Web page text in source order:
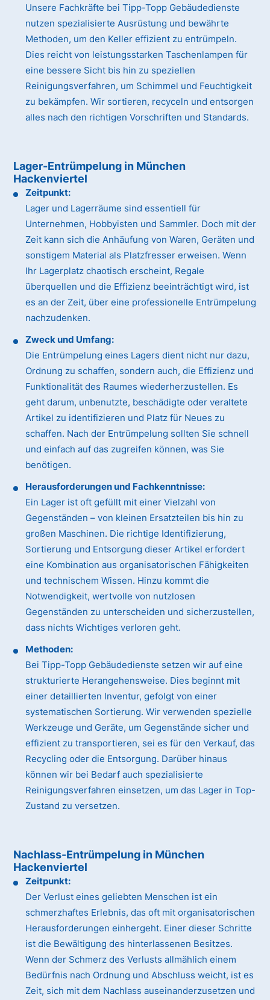
Unsere Fachkräfte bei Tipp-Topp Gebäudedienste
nutzen spezialisierte Ausrüstung und bewährte
Methoden, um den Keller effizient zu entrümpeln.
Dies reicht von leistungsstarken Taschenlampen für
eine bessere Sicht bis hin zu speziellen
Reinigungsverfahren, um Schimmel und Feuchtigkeit
zu bekämpfen. Wir sortieren, recyceln und entsorgen
alles nach den richtigen Vorschriften und Standards.
Lager-Entrümpelung in München
Hackenviertel
Zeitpunkt:
Lager und Lagerräume sind essentiell für
Unternehmen, Hobbyisten und Sammler. Doch mit der
Zeit kann sich die Anhäufung von Waren, Geräten und
sonstigem Material als Platzfresser erweisen. Wenn
Ihr Lagerplatz chaotisch erscheint, Regale
überquellen und die Effizienz beeinträchtigt wird, ist
es an der Zeit, über eine professionelle Entrümpelung
nachzudenken.
Zweck und Umfang:
Die Entrümpelung eines Lagers dient nicht nur dazu,
Ordnung zu schaffen, sondern auch, die Effizienz und
Funktionalität des Raumes wiederherzustellen. Es
geht darum, unbenutzte, beschädigte oder veraltete
Artikel zu identifizieren und Platz für Neues zu
schaffen. Nach der Entrümpelung sollten Sie schnell
und einfach auf das zugreifen können, was Sie
benötigen.
Herausforderungen und Fachkenntnisse:
Ein Lager ist oft gefüllt mit einer Vielzahl von
Gegenständen – von kleinen Ersatzteilen bis hin zu
großen Maschinen. Die richtige Identifizierung,
Sortierung und Entsorgung dieser Artikel erfordert
eine Kombination aus organisatorischen Fähigkeiten
und technischem Wissen. Hinzu kommt die
Notwendigkeit, wertvolle von nutzlosen
Gegenständen zu unterscheiden und sicherzustellen,
dass nichts Wichtiges verloren geht.
Methoden:
Bei Tipp-Topp Gebäudedienste setzen wir auf eine
strukturierte Herangehensweise. Dies beginnt mit
einer detaillierten Inventur, gefolgt von einer
systematischen Sortierung. Wir verwenden spezielle
Werkzeuge und Geräte, um Gegenstände sicher und
effizient zu transportieren, sei es für den Verkauf, das
Recycling oder die Entsorgung. Darüber hinaus
können wir bei Bedarf auch spezialisierte
Reinigungsverfahren einsetzen, um das Lager in Top-
Zustand zu versetzen.
Nachlass-Entrümpelung in München
Hackenviertel
Zeitpunkt:
Der Verlust eines geliebten Menschen ist ein
schmerzhaftes Erlebnis, das oft mit organisatorischen
Herausforderungen einhergeht. Einer dieser Schritte
ist die Bewältigung des hinterlassenen Besitzes.
Wenn der Schmerz des Verlusts allmählich einem
Bedürfnis nach Ordnung und Abschluss weicht, ist es
Zeit, sich mit dem Nachlass auseinanderzusetzen und